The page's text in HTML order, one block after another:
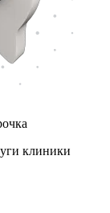
клиники